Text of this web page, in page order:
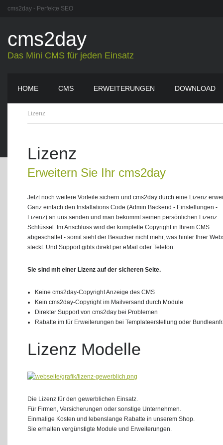
cms2day - Perfekte SEO
cms2day
Das Mini CMS für jeden Einsatz
HOME CMS ERWEITERUNGEN DOWNLOAD
Lizenz
Lizenz
Erweitern Sie Ihr cms2day
Jetzt noch weitere Vorteile sichern und cms2day durch eine Lizenz
Ganz einfach den Installations Code (Admin Backend - Einstellungen -
Lizenz) an uns senden und man bekommt seinen persönlichen Lizenz
Schlüssel. Im Anschluss wird der komplette Copyright in Ihrem CMS
abgeschaltet - somit sieht der Besucher nicht mehr, was hinter Ihrer
steckt. Und Support gibts direkt per eMail oder Telefon.
Sie sind mit einer Lizenz auf der sicheren Seite.
Keine cms2day-Copyright Anzeige des CMS
Kein cms2day-Copyright im Mailversand durch Module
Direkter Support von cms2day bei Problemen
Rabatte im für Erweiterungen bei Templateerstellung oder
Lizenz Modelle
Die Lizenz für den gewerblichen Einsatz.
Für Firmen, Versicherungen oder sonstige Unternehmen.
Einmalige Kosten und lebenslange Rabatte in unserem Shop.
Sie erhalten vergünstigte Module und Erweiterungen.